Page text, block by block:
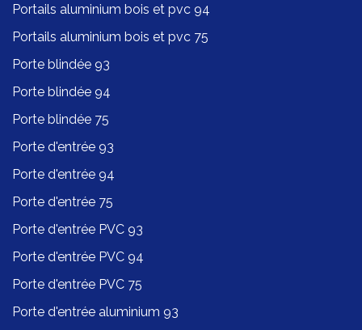
Portails aluminium bois et pvc 94
Portails aluminium bois et pvc 75
Porte blindée 93
Porte blindée 94
Porte blindée 75
Porte d'entrée 93
Porte d'entrée 94
Porte d'entrée 75
Porte d'entrée PVC 93
Porte d'entrée PVC 94
Porte d'entrée PVC 75
Porte d'entrée aluminium 93